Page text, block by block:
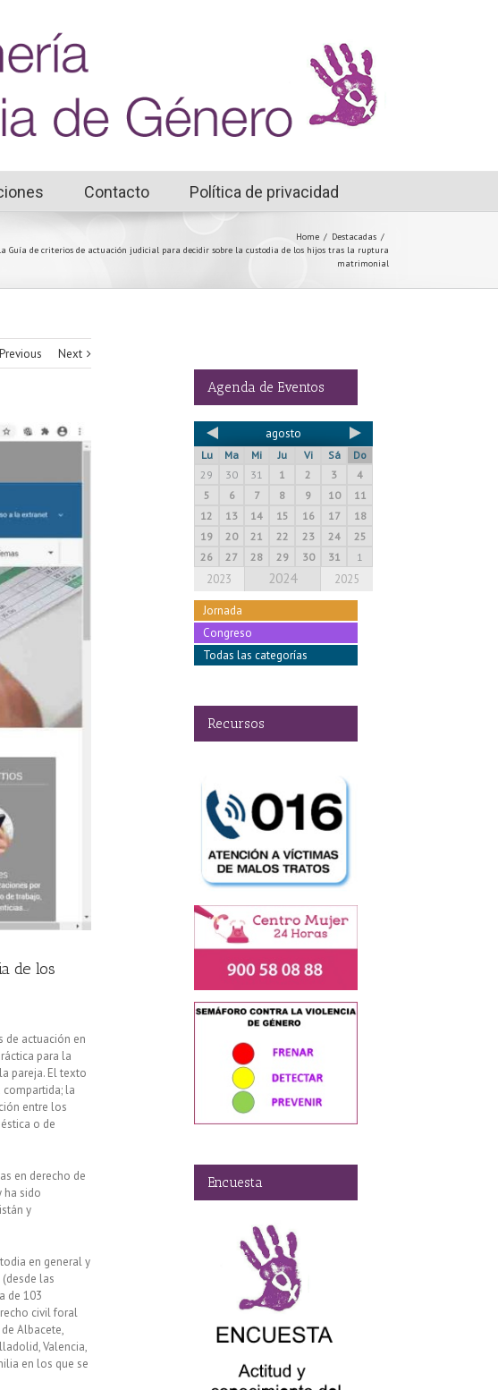
Contacto Política de privacidad
Home / Destacadas /
la Guía de criterios de actuación judicial para decidir sobre la custodia de los hijos tras la ruptura
matrimonial
Previous Next
de los
de actuación en
para la
pareja. El texto
la
entre los
o de
en derecho de
ha sido
y
en general y
las
de 103
civil foral
Albacete,
Valencia,
en los que se
Agenda de Eventos
agosto
Lu Ma Mi Ju Vi Sá
Do
29
30 31 1 2 3
4
5
6 7 8 9 10
11
12
13 14 15 16 17
18
19
20 21 22 23 24
25
26
27 28 29 30 31 1
2023 2024 2025
Jornada
Congreso
Todas las categorías
Recursos
Encuesta